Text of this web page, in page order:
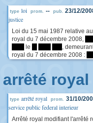
type loi prom. -- pub. 23/12/
justice
Loi du 15 mai 1987 relative
royal du 7 décembre 2008,
le ,
royal du 7 décembre 2008 :
arrêté royal
type arrêté royal prom. 31/10/
service public federal interieur
Arrêté royal modifiant l'arrêté